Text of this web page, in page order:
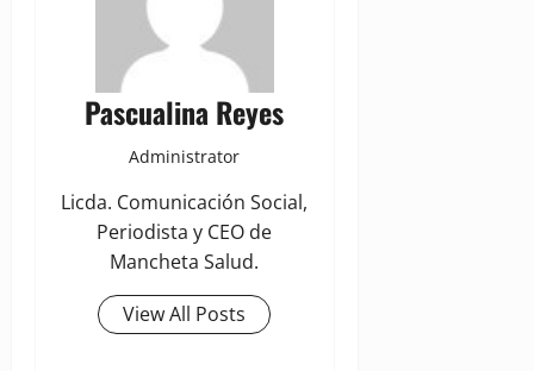
Pascualina Reyes
Administrator
Licda. Comunicación Social,
Periodista y CEO de
Mancheta Salud.
View All Posts